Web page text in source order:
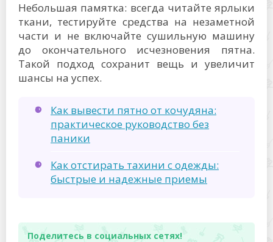
Небольшая памятка: всегда читайте ярлыки
ткани, тестируйте средства на незаметной
части и не включайте сушильную машину
до окончательного исчезновения пятна.
Такой подход сохранит вещь и увеличит
шансы на успех.
Как вывести пятно от кочудяна:
практическое руководство без
паники
Как отстирать тахини с одежды:
быстрые и надежные приемы
Поделитесь в социальных сетях!